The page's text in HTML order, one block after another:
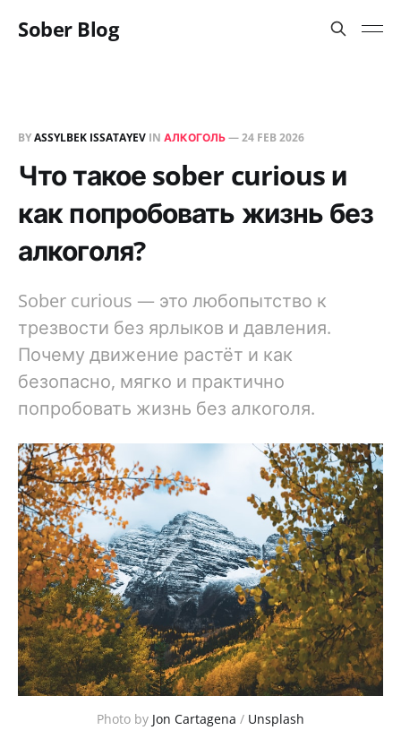
Sober Blog
BYASSYLBEK ISSATAYEV IN АЛКОГОЛЬ—24 FEB 2026
Что такое sober curious и
как попробовать жизнь без
алкоголя?
Sober curious — это любопытство к
трезвости без ярлыков и давления.
Почему движение растёт и как
безопасно, мягко и практично
попробовать жизнь без алкоголя.
Photo by Jon Cartagena / Unsplash